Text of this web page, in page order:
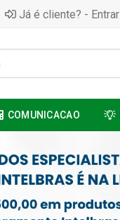
Já é cliente? - Entrar
COMUNICACAO